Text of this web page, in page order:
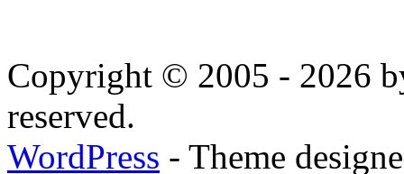
Copyright © 2005 - 2026
reserved.
WordPress - Theme